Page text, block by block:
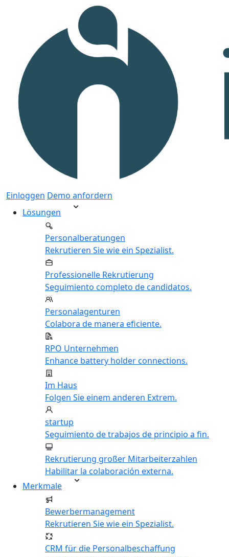
Einloggen Demo anfordern
Lösungen
Personalberatungen
Rekrutieren Sie wie ein Spezialist.
Professionelle Rekrutierung
Seguimiento completo de candidatos.
Personalagenturen
Colabora de manera eficiente.
RPO Unternehmen
Enhance battery holder connections.
Im Haus
Folgen Sie einem anderen Extrem.
startup
Seguimiento de trabajos de principio a fin.
Rekrutierung großer Mitarbeiterzahlen
Habilitar la colaboración externa.
Merkmale
Bewerbermanagement
Rekrutieren Sie wie ein Spezialist.
CRM für die Personalbeschaffung